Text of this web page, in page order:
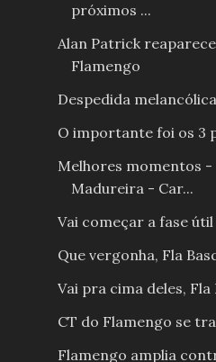
próximos ...
Alan Patrick
Flamengo
Despedida
O importante foi os 3
Melhores momentos -
Madureira - Car...
Vai começar a fase
Que vergonha, Fla
Vai pra cima deles, Fla
CT do Flamengo se
Flamengo amplia